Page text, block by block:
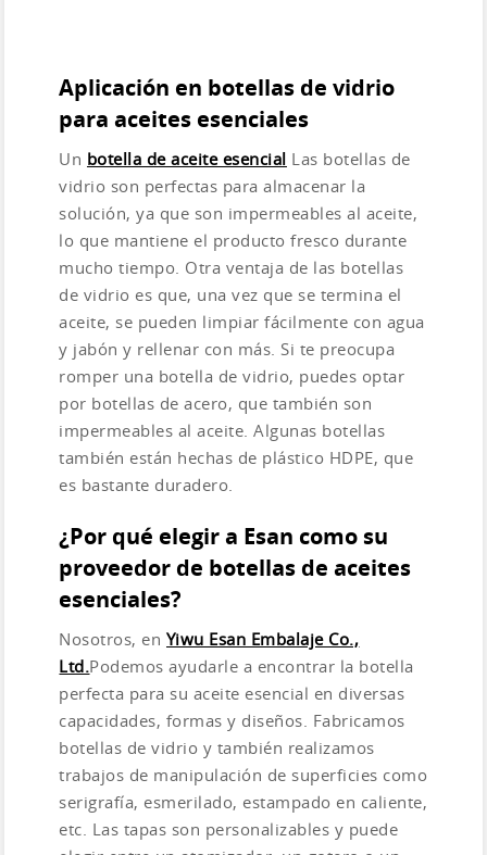
Aplicación en botellas de vidrio
para aceites esenciales
Un botella de aceite esencial Las botellas de
vidrio son perfectas para almacenar la
solución, ya que son impermeables al aceite,
lo que mantiene el producto fresco durante
mucho tiempo. Otra ventaja de las botellas
de vidrio es que, una vez que se termina el
aceite, se pueden limpiar fácilmente con agua
y jabón y rellenar con más. Si te preocupa
romper una botella de vidrio, puedes optar
por botellas de acero, que también son
impermeables al aceite. Algunas botellas
también están hechas de plástico HDPE, que
es bastante duradero.
¿Por qué elegir a Esan como su
proveedor de botellas de aceites
esenciales?
Nosotros, en Yiwu Esan Embalaje Co.,
Ltd.Podemos ayudarle a encontrar la botella
perfecta para su aceite esencial en diversas
capacidades, formas y diseños. Fabricamos
botellas de vidrio y también realizamos
trabajos de manipulación de superficies como
serigrafía, esmerilado, estampado en caliente,
etc. Las tapas son personalizables y puede